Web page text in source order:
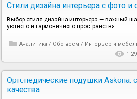
Стили дизайна интерьера с фото и
Выбор стиля дизайна интерьера — важный
уютного и гармоничного пространства.
Аналитика / Обо всем / Интерьер и
1
Ортопедические подушки Askona:
качества